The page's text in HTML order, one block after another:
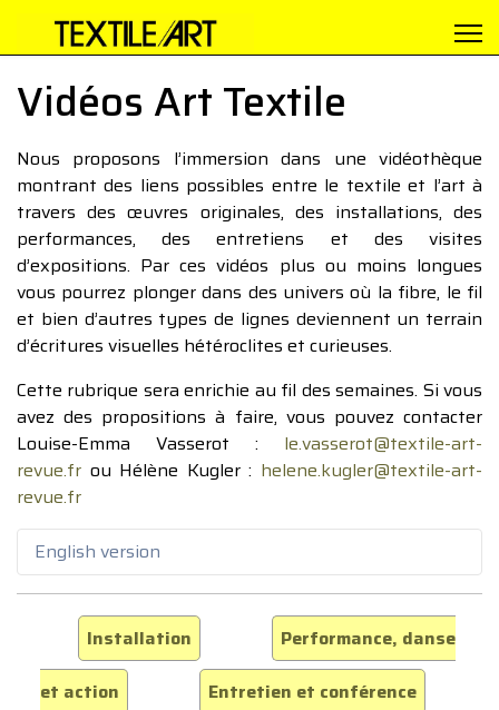
Vidéos Art Textile
Nous proposons l’immersion dans une vidéothèque
montrant des liens possibles entre le textile et l’art à
travers des œuvres originales, des installations, des
performances, des entretiens et des visites
d’expositions. Par ces vidéos plus ou moins longues
vous pourrez plonger dans des univers où la fibre, le fil
et bien d’autres types de lignes deviennent un terrain
d’écritures visuelles hétéroclites et curieuses.
Cette rubrique sera enrichie au fil des semaines. Si vous
avez des propositions à faire, vous pouvez contacter
Louise-Emma Vasserot : le.vasserot@textile-art-
revue.fr ou Hélène Kugler : helene.kugler@textile-art-
revue.fr
English version
Installation
Performance, danse
et action
Entretien et conférence